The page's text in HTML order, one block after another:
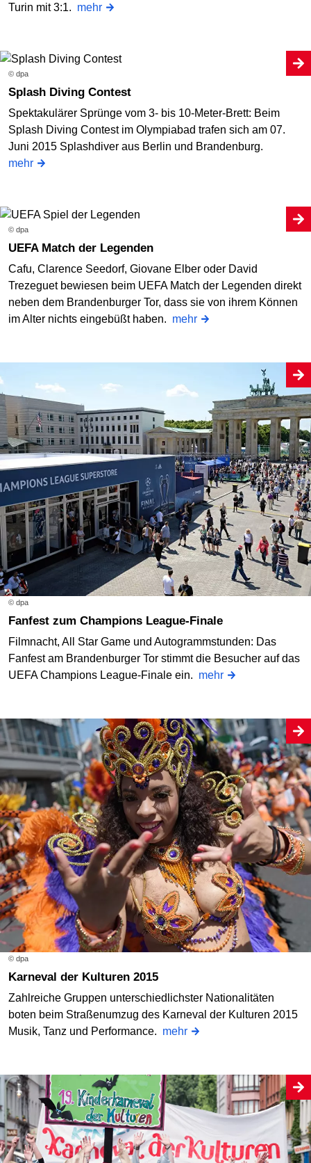
Turin mit 3:1. mehr
© dpa
Splash Diving Contest
Spektakulärer Sprünge vom 3- bis 10-Meter-Brett: Beim
Splash Diving Contest im Olympiabad trafen sich am 07.
Juni 2015 Splashdiver aus Berlin und Brandenburg.
mehr
© dpa
UEFA Match der Legenden
Cafu, Clarence Seedorf, Giovane Elber oder David
Trezeguet bewiesen beim UEFA Match der Legenden direkt
neben dem Brandenburger Tor, dass sie von ihrem Können
im Alter nichts eingebüßt haben. mehr
© dpa
Fanfest zum Champions League-Finale
Filmnacht, All Star Game und Autogrammstunden: Das
Fanfest am Brandenburger Tor stimmt die Besucher auf das
UEFA Champions League-Finale ein. mehr
© dpa
Karneval der Kulturen 2015
Zahlreiche Gruppen unterschiedlichster Nationalitäten
boten beim Straßenumzug des Karneval der Kulturen 2015
Musik, Tanz und Performance. mehr